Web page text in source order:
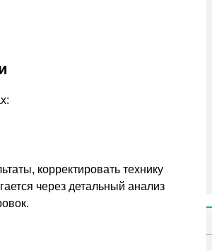
корректировать технику
через детальный анализ